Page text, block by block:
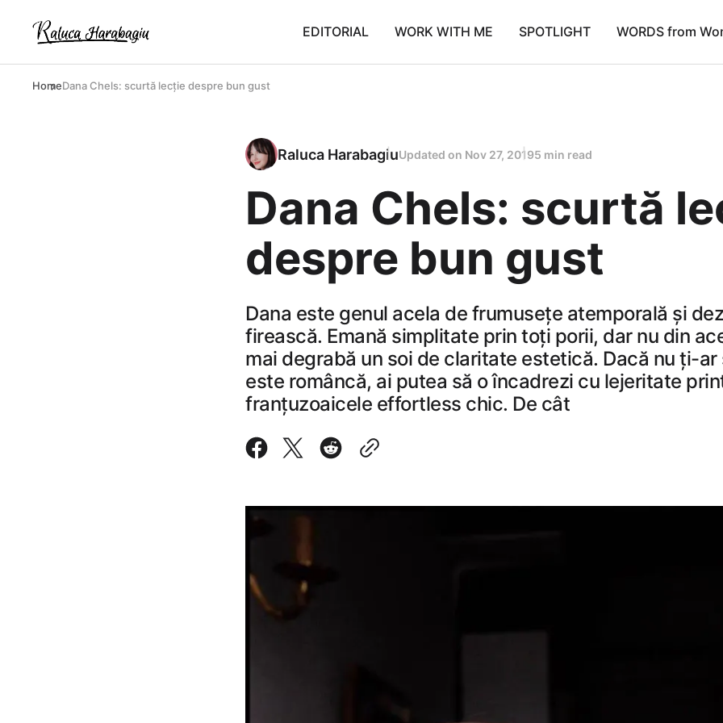
EDITORIAL WORK WITH ME SPOTLIGHT WORDS from
HomeDana Chels: scurtă lecție despre bun gust
Raluca HarabagiuUpdated on Nov 27, 20195 min read
Dana Chels: scurtă
despre bun gust
Dana este genul acela de frumusețe atemporală și
firească. Emană simplitate prin toți porii, dar nu din
mai degrabă un soi de claritate estetică. Dacă nu ți-ar
este româncă, ai putea să o încadrezi cu lejeritate
franțuzoaicele effortless chic. De cât